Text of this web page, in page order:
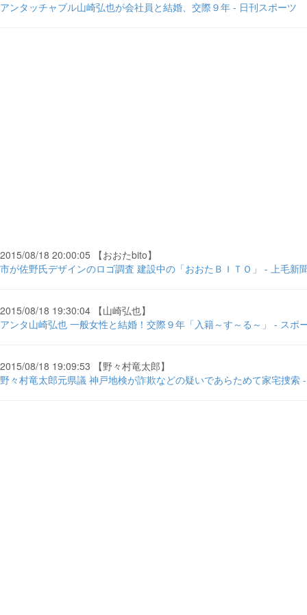
アンタッチャブル山崎弘也が会社員と結婚、交際９年 - 日刊スポーツ
2015/08/18 20:00:05 【おおたbito】
市が佐野氏デザインのロゴ調査 建設中の「おおたＢＩＴＯ」 - 上毛新
2015/08/18 19:30:04 【山崎弘也】
アンタ山崎弘也 一般女性と結婚！交際９年「入籍～す～る～」 - スポ
2015/08/18 19:09:53 【野々村竜太郎】
野々村竜太郎元県議 神戸地検が詐欺などの疑いであらためて家宅捜索